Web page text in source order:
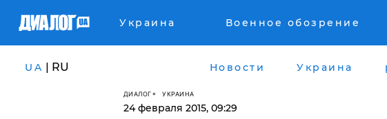
Украина Военное обозрение
UA | RU Новости Украина
ДИАЛОГ УКРАИНА
24 февраля 2015, 09:29